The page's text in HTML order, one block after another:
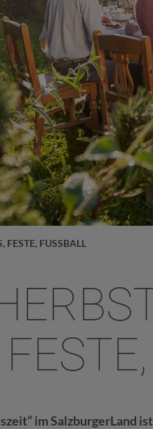
FUSSBALL
im SalzburgerLand